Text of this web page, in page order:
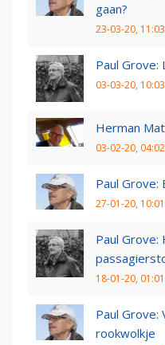
gaan?
23-03-20, 11:03
Paul Grove:
03-03-20, 10:03
Herman
03-02-20, 04:02
Paul Grove:
27-01-20, 10:01
Paul Grove:
18-01-20, 01:01
Paul Grove:
rookwolkje